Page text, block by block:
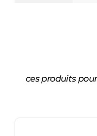
ces produits